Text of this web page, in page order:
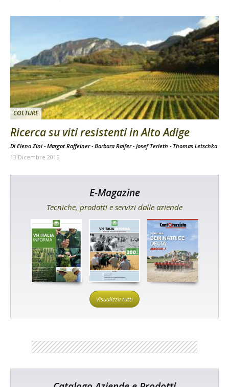
COLTURE
Ricerca su viti resistenti in Alto Adige
Di Elena Zini - Margot Raffeiner - Barbara Raifer - Josef Terleth - Thomas Letschka
-
13 Dicembre 2015
E-Magazine
Tecniche, prodotti e servizi dalle aziende
Visualizza tutti